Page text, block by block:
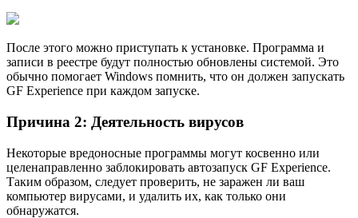
После этого можно приступать к установке. Программа и
записи в реестре будут полностью обновлены системой. Это
обычно помогает Windows помнить, что он должен запускать
GF Experience при каждом запуске.
Причина 2: Деятельность вирусов
Некоторые вредоносные программы могут косвенно или
целенаправленно заблокировать автозапуск GF Experience.
Таким образом, следует проверить, не заражен ли ваш
компьютер вирусами, и удалить их, как только они
обнаружатся.